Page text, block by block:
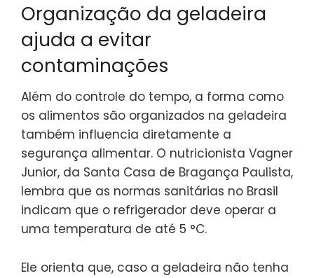
Organização da geladeira
ajuda a evitar
contaminações
Além do controle do tempo, a forma como
os alimentos são organizados na geladeira
também influencia diretamente a
segurança alimentar. O nutricionista Vagner
Junior, da Santa Casa de Bragança Paulista,
lembra que as normas sanitárias no Brasil
indicam que o refrigerador deve operar a
uma temperatura de até 5 °C.
Ele orienta que, caso a geladeira não tenha